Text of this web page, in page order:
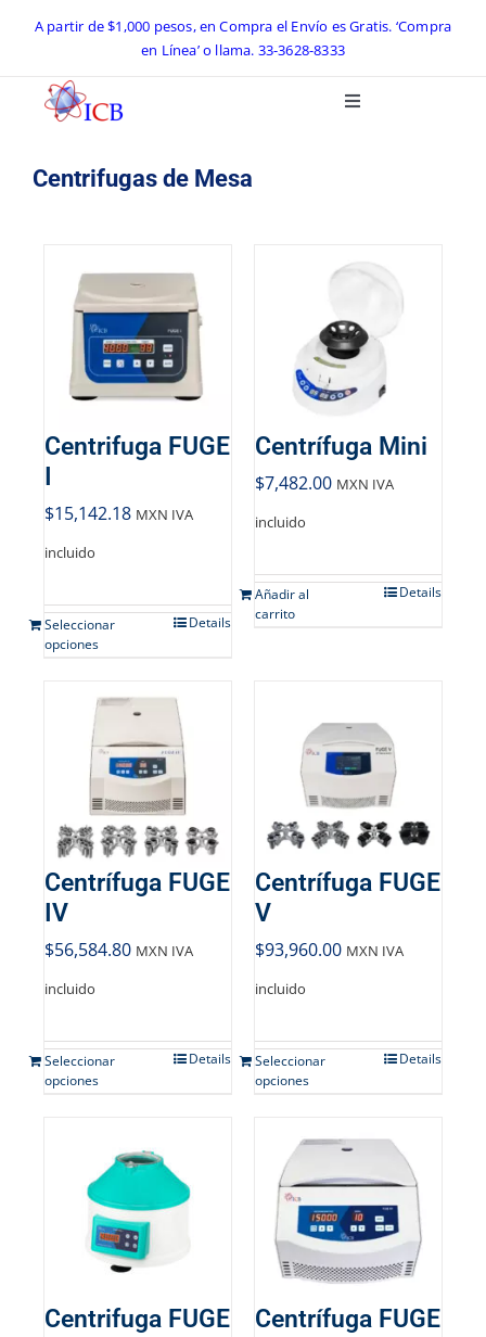
content
A partir de $1,000 pesos, en Compra el Envío es Gratis. ‘Compra
en Línea’ o llama. 33-3628-8333
Toggle
Equipos de Laboratorio
Preguntas Frecuentes
Mi cuenta
Carrito
Products
search
Centrifugas de Mesa
Centrifuga FUGE
$15,142.18 MXN IVA
incluido
Seleccionar
opciones
Details
Centrífuga Mini
$7,482.00 MXN IVA
incluido
Añadir al
carrito
Details
Centrífuga FUGE
IV
$56,584.80 MXN IVA
incluido
Seleccionar
opciones
Details
Centrífuga FUGE
V
$93,960.00 MXN IVA
incluido
Seleccionar
opciones
Details
Centrifuga FUGE
Centrífuga FUGE